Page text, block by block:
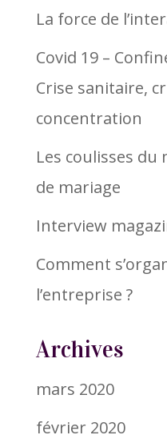
La force de
Covid 19 –
Crise sanitaire,
concentration
Les coulisses du
de mariage
Interview
Comment
l’entreprise ?
Archives
mars 2020
février 2020